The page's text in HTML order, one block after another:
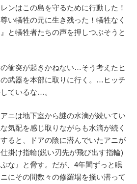
ンはこの島を守るために行動した！
い犠牲の元に生き残った！犠牲なく
と犠牲者たちの声を押しつぶそうと
衝突が起きかねない…そう考えたヒ
武器を本部に取りに行く。…ヒッチ
ているな…。
ニは地下室から謎の水滴が続いてい
気配を感じ取りながらも水滴が続く
ると、ドアの陰に潜んでいたアニが
掛け指輪(鋭い刃先が飛び出す指輪)
な』と脅す。だが、4年間ずっと眠
にその間数々の修羅場を掻い潜って